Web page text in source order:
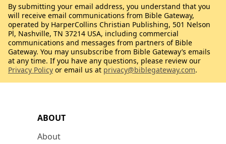
ABOUT
About
By submitting your email address, you understand that you
will receive email communications from Bible Gateway,
operated by HarperCollins Christian Publishing, 501 Nelson
Pl, Nashville, TN 37214 USA, including commercial
communications and messages from partners of Bible
Gateway. You may unsubscribe from Bible Gateway’s emails
at any time. If you have any questions, please review our
Privacy Policy or email us at privacy@biblegateway.com.